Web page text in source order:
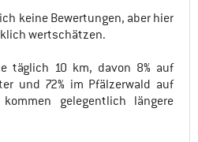
keine Bewertungen, aber hier
wertschätzen.
täglich 10 km, davon 8% auf
und 72% im Pfälzerwald auf
kommen gelegentlich längere